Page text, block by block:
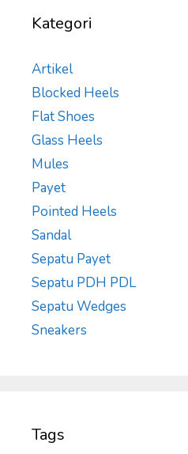
Kategori
Artikel
Blocked Heels
Flat Shoes
Glass Heels
Mules
Payet
Pointed Heels
Sandal
Sepatu Payet
Sepatu PDH PDL
Sepatu Wedges
Sneakers
Tags